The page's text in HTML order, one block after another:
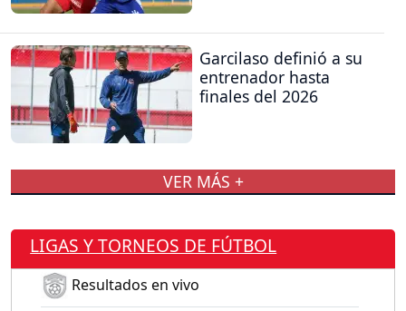
Garcilaso definió a su
entrenador hasta
finales del 2026
VER MÁS +
LIGAS Y TORNEOS DE FÚTBOL
Resultados en vivo